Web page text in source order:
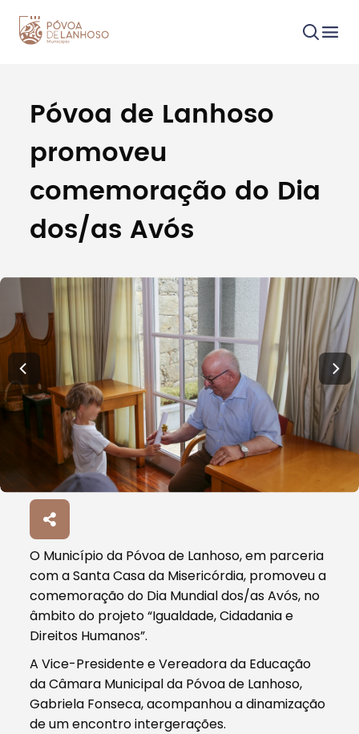
Procurar
Tipo de conteúdo
Filtros
Póvoa de Lanhoso
promoveu
comemoração do Dia
dos/as Avós
O Município da Póvoa de Lanhoso, em parceria
com a Santa Casa da Misericórdia, promoveu a
comemoração do Dia Mundial dos/as Avós, no
âmbito do projeto “Igualdade, Cidadania e
Direitos Humanos”.
A Vice-Presidente e Vereadora da Educação
da Câmara Municipal da Póvoa de Lanhoso,
Gabriela Fonseca, acompanhou a dinamização
de um encontro intergerações.